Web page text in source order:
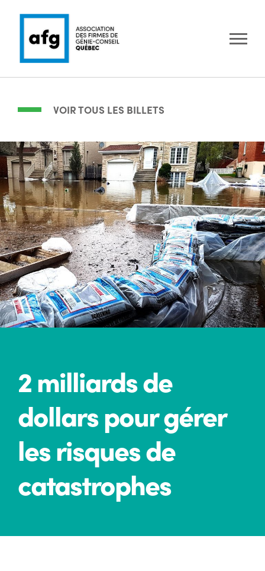
VOIR TOUS LES BILLETS
2 milliards de
dollars pour gérer
les risques de
catastrophes